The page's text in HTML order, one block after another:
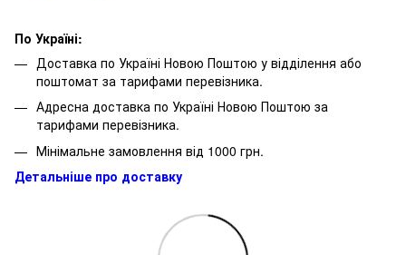
По Україні:
Доставка по Україні Новою Поштою у відділення або
поштомат за тарифами перевізника.
Адресна доставка по Україні Новою Поштою за
тарифами перевізника.
Мінімальне замовлення від 1000 грн.
Детальніше про доставку